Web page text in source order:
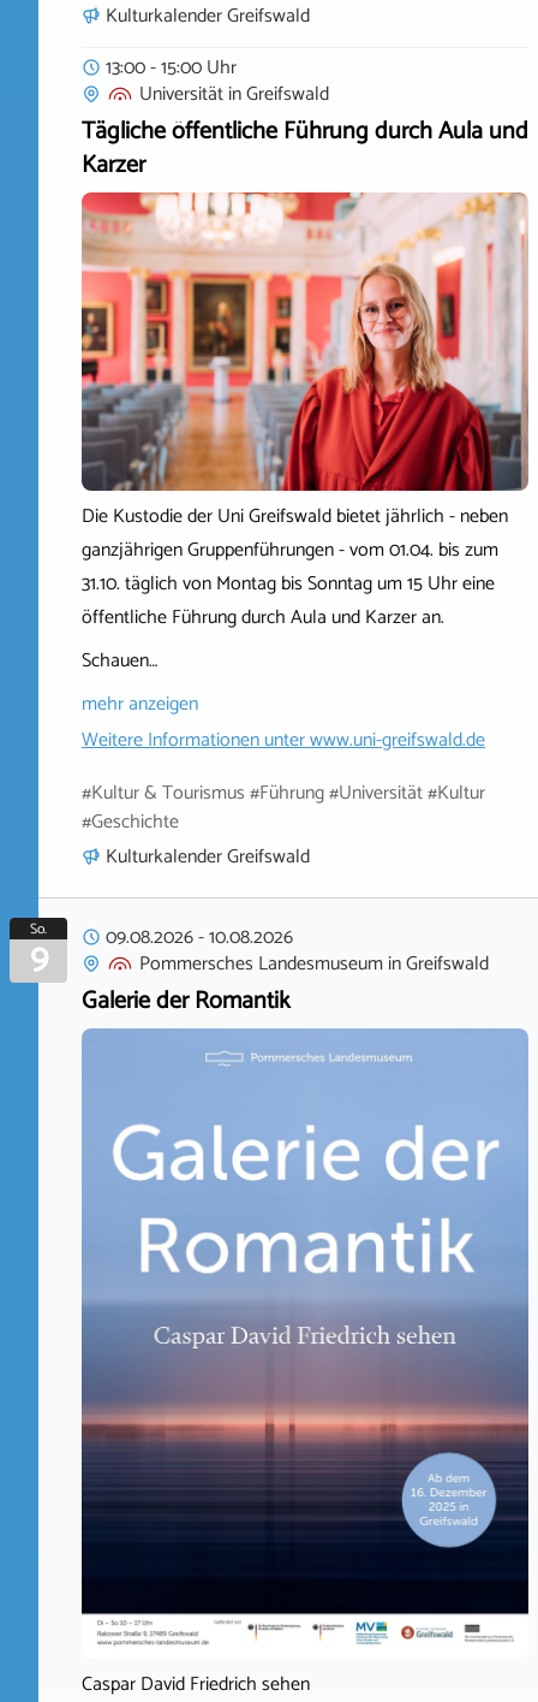
Kulturkalender Greifswald
13:00 - 15:00 Uhr
UniversitätinGreifswald
Tägliche öffentliche Führung durch Aula und
Karzer
Die Kustodie der Uni Greifswald bietet jährlich - neben
ganzjährigen Gruppenführungen - vom 01.04. bis zum
31.10. täglich von Montag bis Sonntag um 15 Uhr eine
öffentliche Führung durch Aula und Karzer an.
Schauen…
mehr anzeigen
Weitere Informationen unterwww.uni-greifswald.de
#Kultur & Tourismus #Führung #Universität #Kultur
#Geschichte
Kulturkalender Greifswald
So.
9 09.08.2026-10.08.2026
Pommersches LandesmuseuminGreifswald
Galerie der Romantik
Caspar David Friedrich sehen